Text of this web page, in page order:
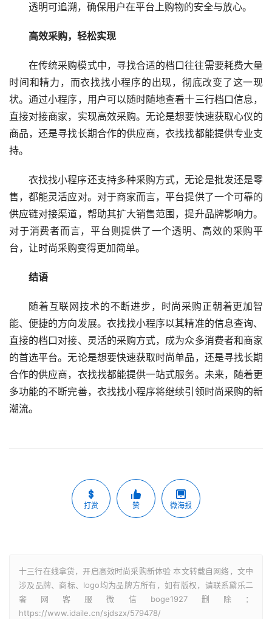
透明可追溯，确保用户在平台上购物的安全与放心。
高效采购，轻松实现
在传统采购模式中，寻找合适的档口往往需要耗费大量
时间和精力，而衣找找小程序的出现，彻底改变了这一现
状。通过小程序，用户可以随时随地查看十三行档口信息，
直接对接商家，实现高效采购。无论是想要快速获取心仪的
商品，还是寻找长期合作的供应商，衣找找都能提供专业支
持。
衣找找小程序还支持多种采购方式，无论是批发还是零
售，都能灵活应对。对于商家而言，平台提供了一个可靠的
供应链对接渠道，帮助其扩大销售范围，提升品牌影响力。
对于消费者而言，平台则提供了一个透明、高效的采购平
台，让时尚采购变得更加简单。
结语
随着互联网技术的不断进步，时尚采购正朝着更加智
能、便捷的方向发展。衣找找小程序以其精准的信息查询、
直接的档口对接、灵活的采购方式，成为众多消费者和商家
的首选平台。无论是想要快速获取时尚单品，还是寻找长期
合作的供应商，衣找找都能提供一站式服务。未来，随着更
多功能的不断完善，衣找找小程序将继续引领时尚采购的新
潮流。
打赏 赞 微海报
十三行在线拿货，开启高效时尚采购新体验 本文转载自网络，文中
涉及品牌、商标、logo均为品牌方所有，如有版权，请联系黛乐二
奢网客服微信boge1927删除：
https://www.idaile.cn/sjdszx/579478/